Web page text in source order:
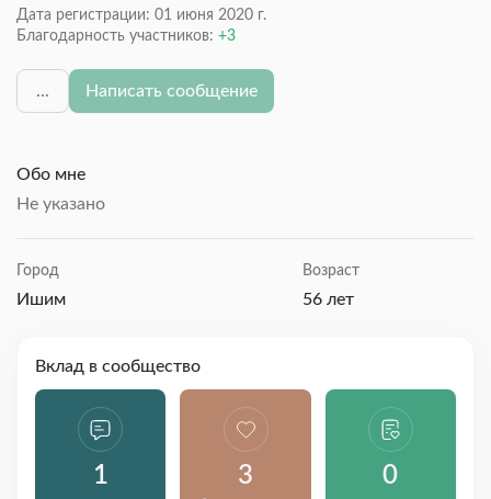
Дата регистрации: 01 июня 2020 г.
Благодарность участников:
3
... Написать сообщение
Обо мне
Не указано
Город
Ишим
Возраст
56 лет
Вклад в сообщество
1 3 0